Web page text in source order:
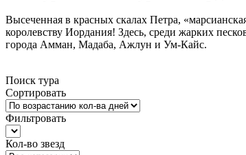
Высеченная в красных скалах Петра,
королевству Иордания! Здесь, среди жарких
города Амман, Мадаба, Ажлун и Ум-Кайс.
Поиск тура
Сортировать
Фильтровать
Кол-во звезд